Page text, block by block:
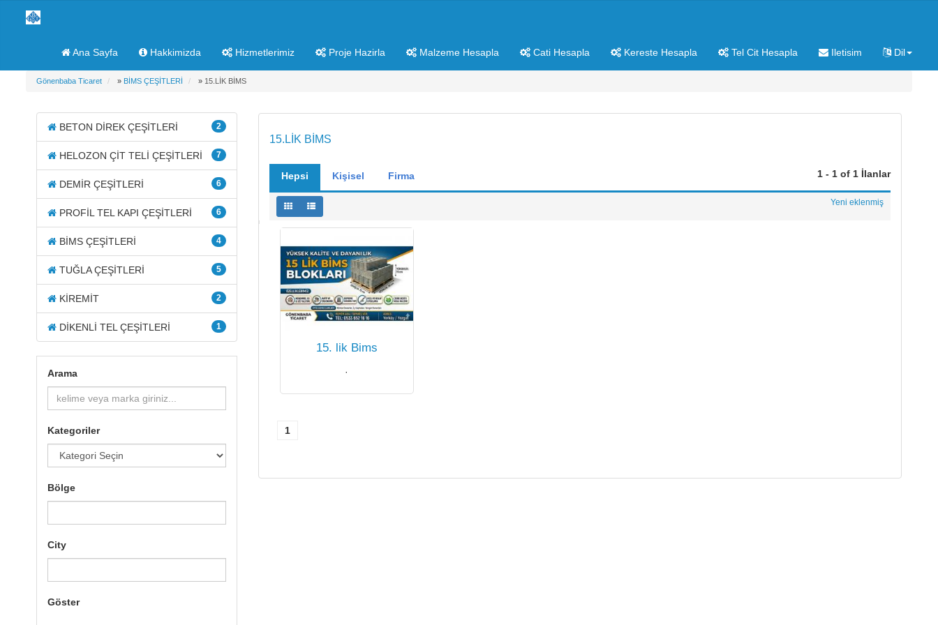
Ana Sayfa Hakkimizda Hizmetlerimiz Proje Hazirla Malzeme Hesapla Cati Hesapla Kereste Hesapla Tel Cit Hesapla Iletisim Dil
Gönenbaba Ticaret » BİMS ÇEŞİTLERİ » 15.LİK BİMS
2
BETON DİREK ÇEŞİTLERİ
7
HELOZON ÇİT TELİ ÇEŞİTLERİ
6
DEMİR ÇEŞİTLERİ
6
PROFİL TEL KAPI ÇEŞİTLERİ
4
BİMS ÇEŞİTLERİ
5
TUĞLA ÇEŞİTLERİ
2
KİREMİT
1
DİKENLİ TEL ÇEŞİTLERİ
Arama
Kategoriler
Bölge
City
Göster
15.LİK BİMS
1 - 1 of 1 İlanlar
Hepsi Kişisel Firma
Yeni eklenmiş
15. lik Bims
·
1